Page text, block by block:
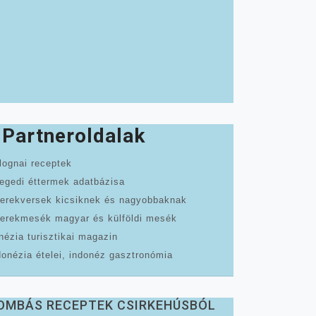
Partneroldalak
receptek
éttermek adatbázisa
kicsiknek és nagyobbaknak
magyar és külföldi mesék
turisztikai magazin
ételei, indonéz gasztronómia
RECEPTEK CSIRKEHÚSBÓL